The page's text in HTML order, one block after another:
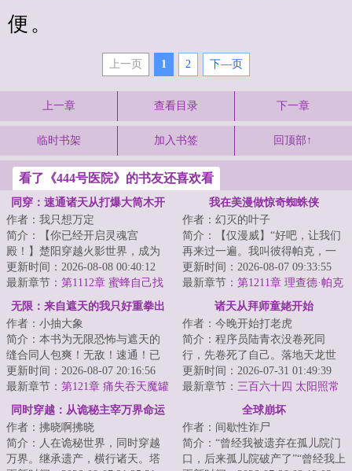
便。
上一页 1 2 下—页
上一章 查看目录 下一章
临时书架 加入书签 回顶部↑
看了《444号医院》的书友还喜欢看
同穿：速通诸天从打爆大筒木开
始
作者：我只想万定
简介：【你已经开启灵魂宫
殿！】楚阳穿越火影世界，成为
千手一族一员，但似乎穿越的有
点早，穿越忍村都还...
更新时间：2026-08-08 00:40:12
最新章节： 第1112章 蜜蜂自己找
我在美漫做惊奇蜘蛛侠
作者：幻灭的叶子
简介：【仅漫威】“好吧，让我们
再来过一遍。我叫彼得帕克，一
个重生到漫威世界的穿越者，我
被一只基因改...
更新时间：2026-08-07 09:33:55
最新章节： 第1211章 理查德·帕克
的过去
无限：来自遮天的我只好重拳出
作者：小抽大象
简介：本书为无限恐怖与遮天的
缝合同人包爽！无敌！速通！已
有完本万订作品【人在无限，开
始速通】，请放...
更新时间：2026-08-07 20:16:56
最新章节： 第121章 痛失吞天魔罐
【5k5求月票】
诸天从拜师童姥开始
作者：今晚开始打老虎
简介：程序员陆青衣没卷死同
行，先卷死了自己。落地天龙世
界，捡到野生童姥，武技一点就
通，心法一看就明...
更新时间：2026-07-31 01:49:39
最新章节： 三百六十四 太阳照常
升起（大结局）
同时穿越：从诡秘主宰万界命运
作者：拂晓啊拂晓
简介：人在诡秘世界，同时穿越
万界。继承遗产，横行诸天。塔
全球崩坏
作者：间歇性诈尸
简介：“曾经我被遗弃在孤儿院门
口，后来孤儿院破产了”“曾经我上